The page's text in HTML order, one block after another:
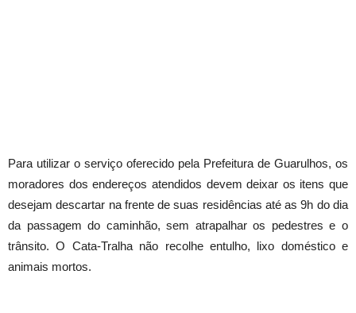
Para utilizar o serviço oferecido pela Prefeitura de Guarulhos, os
moradores dos endereços atendidos devem deixar os itens que
desejam descartar na frente de suas residências até as 9h do dia
da passagem do caminhão, sem atrapalhar os pedestres e o
trânsito. O Cata-Tralha não recolhe entulho, lixo doméstico e
animais mortos.